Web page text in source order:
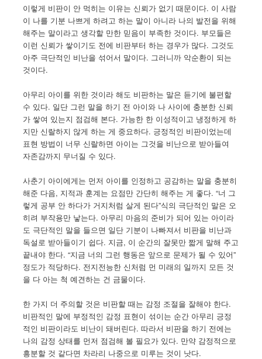
이렇게 비판이 안 먹히는 이유는 신뢰가 없기 때문이다. 이 사람
이 나를 기분 나쁘게 하려고 하는 말이 아니라 나의 발전을 위해
해주는 말이라고 생각할 만한 믿음이 부족한 것이다. 부모들은
이런 신뢰가 쌓이기도 전에 비판부터 하는 경우가 많다. 그것도
아주 극단적인 비난을 섞어서 말이다. 그러니까 악순환이 되는
것이다.
아무리 아이를 위한 것이라 해도 비판하는 말은 듣기에 불편할
수 있다. 일단 그런 말을 하기 전 아이와 나 사이에 충분한 신뢰
가 쌓여 있는지 점검해 본다. 가능한 한 이성적이고 냉정하게 하
지만 신랄하지 않게 하는 게 중요하다. 긍정적인 비판이었는데
표현 방법이 너무 신랄하면 아이는 그것을 비난으로 받아들여
자존감까지 무너질 수 있다.
사춘기 아이에게는 먼저 아이를 인정하고 공감하는 말을 충분히
해준 다음, 지적과 훈계는 요점만 간단히 해주는 게 좋다. “너 그
렇게 공부 안 하다가 거지처럼 살게 된다”식의 극단적인 말은 오
히려 부작용만 낳는다. 아무리 마음의 준비가 되어 있는 아이라
도 극단적인 말을 들으면 일단 기분이 나빠져서 비판을 비난과
독설로 받아들이기 쉽다. 지금, 이 순간의 잘못만 짧게 말해 주고
끝내야 한다. “지금 너의 그런 행동은 앞으로 문제가 될 수 있어”
정도가 적당하다. 전지전능한 신처럼 먼 미래의 일까지 모든 것
을 다 아는 척 예견하는 건 금물이다.
한 가지 더 주의할 것은 비판할 때는 감정 조절을 잘해야 한다.
비판적인 말에 부정적인 감정 표현이 섞이는 순간 아무리 긍정
적인 비판이라도 비난이 돼버린다. 따라서 비판을 하기 전에는
나의 감정 상태를 먼저 점검해 볼 필요가 있다. 만약 감정적으로
흥분할 것 같다면 차라리 나중으로 미루는 것이 낫다.